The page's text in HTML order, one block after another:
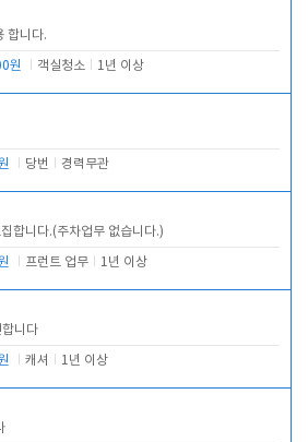
합니다.
원 객실청소 1년 이상
당번 경력무관
합니다.(주차업무 없습니다.)
프런트 업무 1년 이상
니다
캐셔 1년 이상